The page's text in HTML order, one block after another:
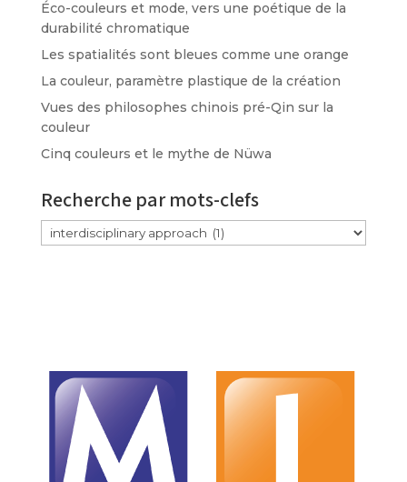
Éco-couleurs et mode, vers une poétique de la
durabilité chromatique
Les spatialités sont bleues comme une orange
La couleur, paramètre plastique de la création
Vues des philosophes chinois pré-Qin sur la
couleur
Cinq couleurs et le mythe de Nüwa
Recherche par mots-clefs
Étiquettes